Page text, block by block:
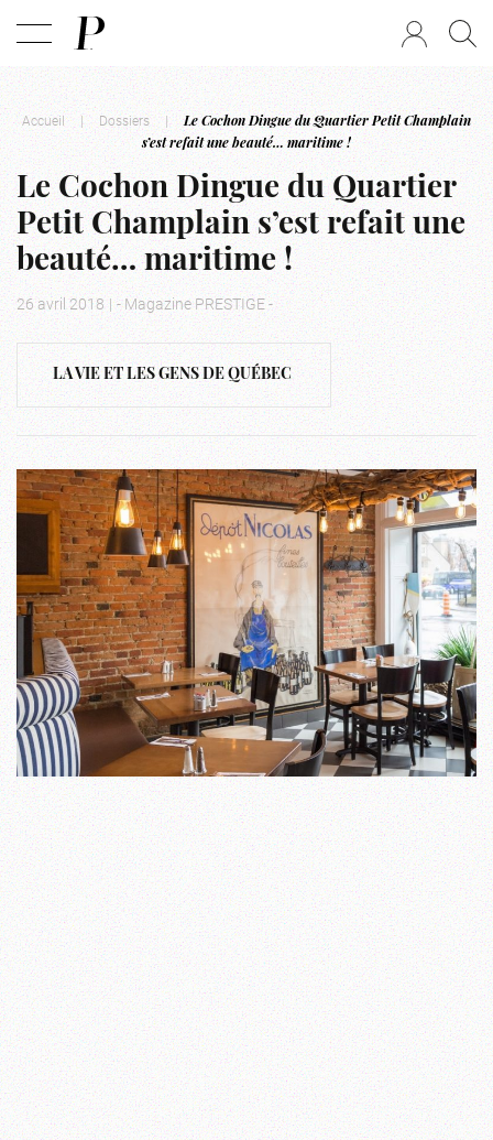
Accueil | Dossiers |
Le Cochon Dingue du Quartier Petit Champlain
s’est refait une beauté… maritime !
Le Cochon Dingue du Quartier
Petit Champlain s’est refait une
beauté… maritime !
26 avril 2018 | - Magazine PRESTIGE -
LA VIE ET LES GENS DE QUÉBEC